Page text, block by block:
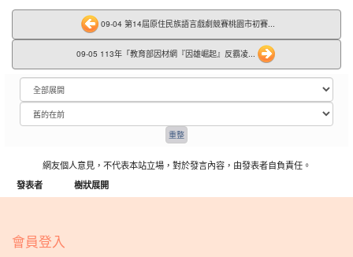
09-04 第14屆原住民族語言戲劇競賽桃園市初賽...
09-05 113年「教育部因材網『因雄崛起』反霸凌...
網友個人意見，不代表本站立場，對於發言內容，由發表者自負責任。
發表者
樹狀展開
會員登入